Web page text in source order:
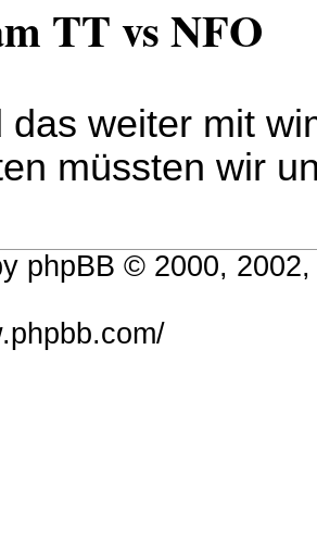
TT vs NFO
das weiter mit
müssten wir
phpBB © 2000,